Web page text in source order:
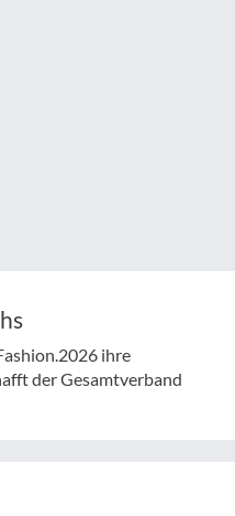
ihre
der Gesamtverband